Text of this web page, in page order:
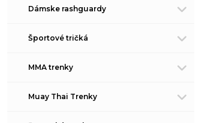
Dámske rashguardy
Športové tričká
MMA trenky
Muay Thai Trenky